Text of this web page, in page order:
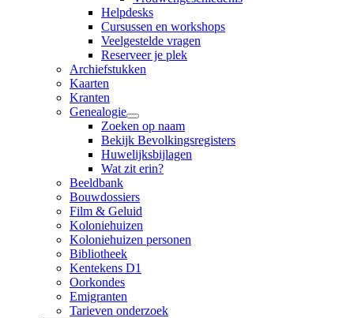
Helpdesks
Cursussen en workshops
Veelgestelde vragen
Reserveer je plek
Archiefstukken
Kaarten
Kranten
Genealogie
Zoeken op naam
Bekijk Bevolkingsregisters
Huwelijksbijlagen
Wat zit erin?
Beeldbank
Bouwdossiers
Film & Geluid
Koloniehuizen
Koloniehuizen personen
Bibliotheek
Kentekens D1
Oorkondes
Emigranten
Tarieven onderzoek